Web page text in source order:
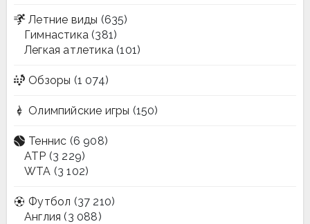
Летние виды (635)
Гимнастика (381)
Легкая атлетика (101)
Обзоры (1 074)
Олимпийские игры (150)
Теннис (6 908)
ATP (3 229)
WTA (3 102)
Футбол (37 210)
Англия (3 088)